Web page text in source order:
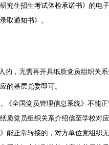
究生招生考试体检承诺书》的电
取通知书》。
的，无需再开具纸质党员组织关
的基层党委即可。
《全国党员管理信息系统》不能
质党员组织关系介绍信至学校对
能正常转接的，对方单位党组织